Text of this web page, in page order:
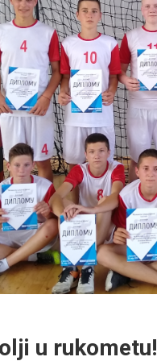
u rukometu!